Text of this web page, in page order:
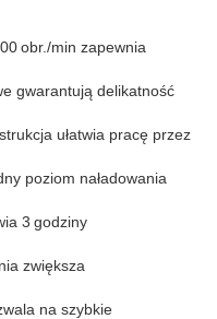
obr./min zapewnia
gwarantują delikatność
ułatwia pracę przez
poziom naładowania
3 godziny
zwiększa
na szybkie